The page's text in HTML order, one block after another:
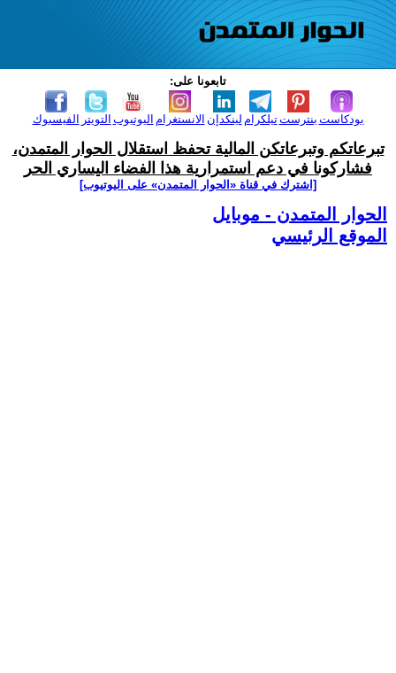
تابعونا على:
الفيسبوك التويتر اليوتيوب الانستغرام لينكدإن تيلكرامبنترست بودكاست
تبرعاتكم وتبرعاتكن المالية تحفظ استقلال الحوار المتمدن،
فشاركونا في دعم استمرارية هذا الفضاء اليساري الحر
[اشترك في قناة ‫«الحوار المتمدن» على اليوتيوب]
الحوار المتمدن - موبايل
الموقع الرئيسي